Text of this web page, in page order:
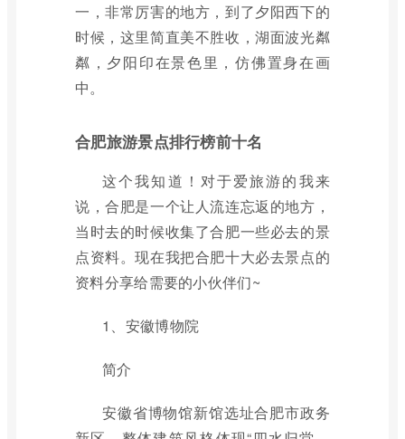
一，非常厉害的地方，到了夕阳西下的
时候，这里简直美不胜收，湖面波光粼
粼，夕阳印在景色里，仿佛置身在画
中。
合肥旅游景点排行榜前十名
这个我知道！对于爱旅游的我来
说，合肥是一个让人流连忘返的地方，
当时去的时候收集了合肥一些必去的景
点资料。现在我把合肥十大必去景点的
资料分享给需要的小伙伴们~
1、安徽博物院
简介
安徽省博物馆新馆选址合肥市政务